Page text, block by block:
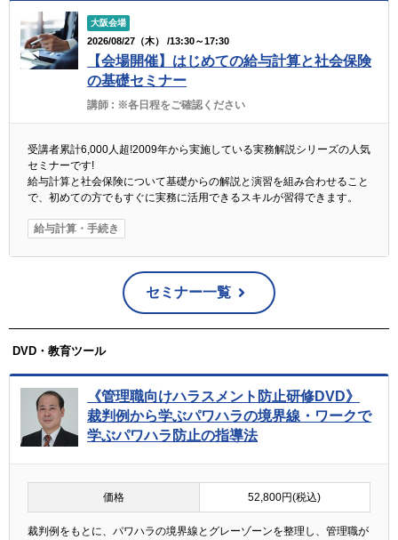
大阪会場
2026/08/27（木） /13:30～17:30
【会場開催】はじめての給与計算と社会保険
の基礎セミナー
講師 : ※各日程をご確認ください
受講者累計6,000人超!2009年から実施している実務解説シリーズの人気
セミナーです!
給与計算と社会保険について基礎からの解説と演習を組み合わせること
で、初めての方でもすぐに実務に活用できるスキルが習得できます。
給与計算・手続き
セミナー一覧
DVD・教育ツール
《管理職向けハラスメント防止研修DVD》
裁判例から学ぶパワハラの境界線・ワークで
学ぶパワハラ防止の指導法
価格 52,800円(税込)
裁判例をもとに、パワハラの境界線とグレーゾーンを整理し、管理職が